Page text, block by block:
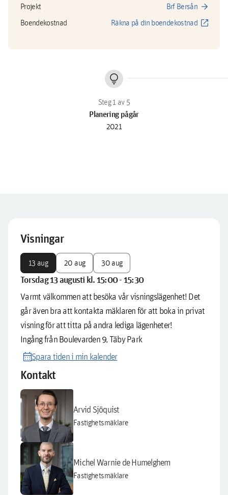
Projekt Brf Bersån arrow_forward
Boendekostnad Räkna på din boendekostnad open_in_new
lightbulb
Planering pågår
2021
Visningar
13 aug 20 aug 30 aug
Torsdag 13 augusti kl. 15:00 - 15:30
Varmt välkommen att besöka vår visningslägenhet! Det
går även bra att kontakta mäklaren för att boka in privat
visning för att titta på andra lediga lägenheter!
Ingång från Boulevarden 9, Täby Park
calendar_monthSpara tiden i min kalender
Kontakt
Arvid Sjöquist
Fastighetsmäklare
Michel Warnie de Humelghem
Fastighetsmäklare